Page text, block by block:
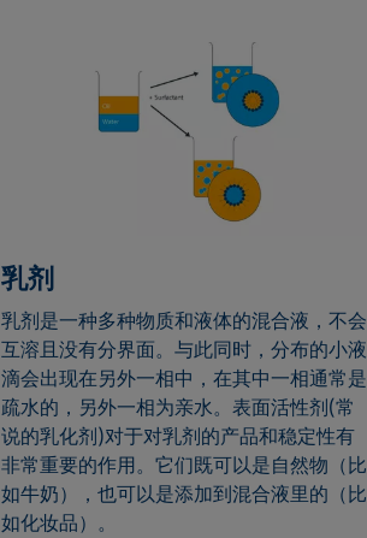
乳剂
乳剂是一种多种物质和液体的混合液，不会
互溶且没有分界面。与此同时，分布的小液
滴会出现在另外一相中，在其中一相通常是
疏水的，另外一相为亲水。表面活性剂(常
说的乳化剂)对于对乳剂的产品和稳定性有
非常重要的作用。它们既可以是自然物（比
如牛奶），也可以是添加到混合液里的（比
如化妆品）。